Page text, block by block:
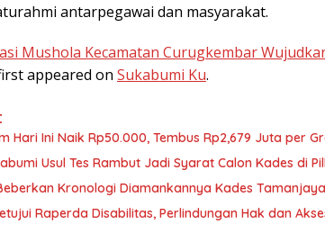
antarpegawai dan masyarakat.
Mushola Kecamatan Curugkembar
appeared on Sukabumi Ku.
Hari Ini Naik Rp50.000, Tembus Rp2,679 Juta per
Usul Tes Rambut Jadi Syarat Calon Kades di
Kronologi Diamankannya Kades
Raperda Disabilitas, Perlindungan Hak dan